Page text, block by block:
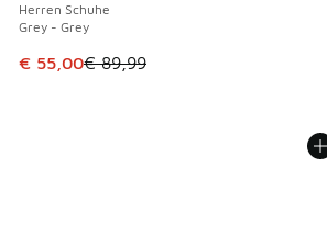
Herren Schuhe
Grey - Grey
Dieser Artikel ist im Sale. Der Preis
€ 55,00€ 89,99